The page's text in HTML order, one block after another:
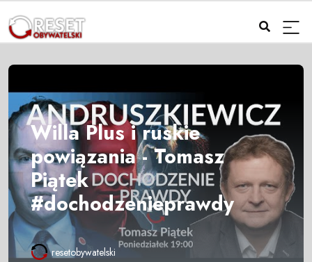
Willa Plus i ruskie
powiązania - Tomasz
Piątek
#dochodzenieprawdy
resetobywatelski